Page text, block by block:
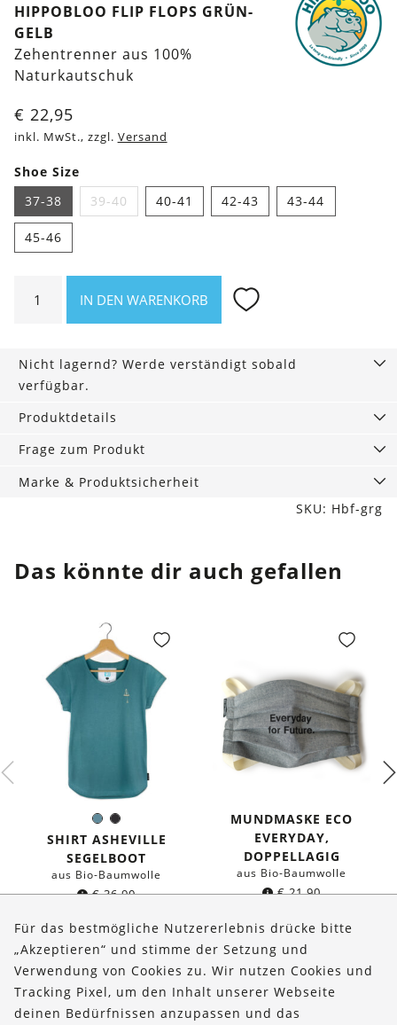
HIPPOBLOO FLIP FLOPS GRÜN-
GELB
Zehentrenner aus 100%
Naturkautschuk
€ 22,95
inkl. MwSt., zzgl. Versand
Shoe Size
37-38
39-40 40-41 42-43 43-44
45-46
Flip
gelb
Menge
IN DEN WARENKORB
Nicht lagernd? Werde verständigt sobald
verfügbar.
Produktdetails
Frage zum Produkt
Marke & Produktsicherheit
SKU: Hbf-grg
Das könnte dir auch gefallen
SeeblauSchwarz
Farbe:
SHIRT ASHEVILLE
SEGELBOOT
aus Bio-Baumwolle
€36,90
MUNDMASKE ECO
EVERYDAY,
DOPPELLAGIG
aus Bio-Baumwolle
€21,90
Über uns
Bestellungen
Für das bestmögliche Nutzererlebnis drücke bitte
„Akzeptieren“ und stimme der Setzung und
Verwendung von Cookies zu. Wir nutzen Cookies und
Tracking Pixel, um den Inhalt unserer Webseite
deinen Bedürfnissen anzupassen und das